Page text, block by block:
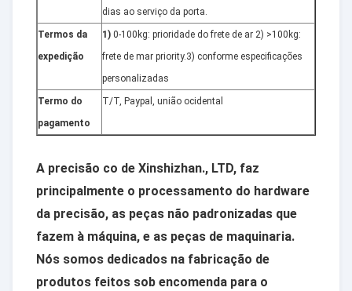
dias ao serviço da porta.
Termos da
expedição
1) 0-100kg: prioridade do frete de ar 2) >100kg:
frete de mar priority.3) conforme especificações
personalizadas
Termo do
pagamento
T/T, Paypal, união ocidental
A precisão co de Xinshizhan., LTD, faz
principalmente o processamento do hardware
da precisão, as peças não padronizadas que
fazem à máquina, e as peças de maquinaria.
Nós somos dedicados na fabricação de
produtos feitos sob encomenda para o